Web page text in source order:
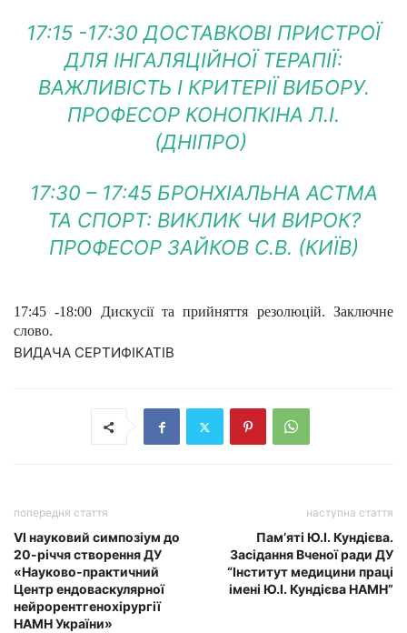
17:15 -17:30 ДОСТАВКОВІ ПРИСТРОЇ
ДЛЯ ІНГАЛЯЦІЙНОЇ ТЕРАПІЇ:
ВАЖЛИВІСТЬ І КРИТЕРІЇ ВИБОРУ.
ПРОФЕСОР КОНОПКІНА Л.І.
(ДНІПРО)
17:30 – 17:45 БРОНХІАЛЬНА АСТМА
ТА СПОРТ: ВИКЛИК ЧИ ВИРОК?
ПРОФЕСОР ЗАЙКОВ С.В. (КИЇВ)
17:45 -18:00 Дискусії та прийняття резолюцій. Заключне
слово.
ВИДАЧА СЕРТИФІКАТІВ
попередня стаття
VI науковий симпозіум до
20-річчя створення ДУ
«Науково-практичний
Центр ендоваскулярної
нейрорентгенохірургії
НАМН України»
наступна стаття
Пам’яті Ю.І. Кундієва.
Засідання Вченої ради ДУ
“Інститут медицини праці
імені Ю.І. Кундієва НАМН”